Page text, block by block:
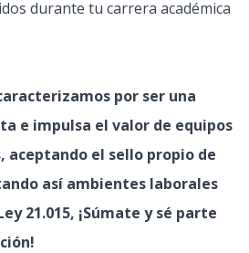
durante tu carrera académica
por ser una
e impulsa el valor de equipos
aceptando el sello propio de
así ambientes laborales
21.015, ¡Súmate y sé parte